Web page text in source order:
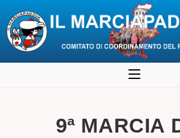
al
9ª MARCIA